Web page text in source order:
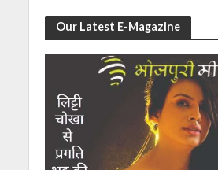
Our Latest E-Magazine